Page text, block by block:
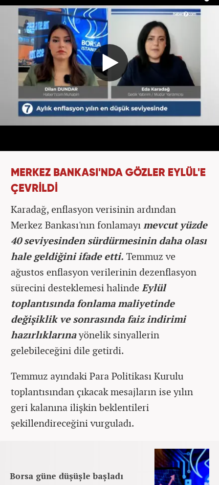
MERKEZ BANKASI'NDA GÖZLER EYLÜL'E
ÇEVRİLDİ
Karadağ, enflasyon verisinin ardından
Merkez Bankası'nın fonlamayımevcut yüzde
40 seviyesinden sürdürmesinin daha olası
hale geldiğini ifade etti. Temmuz ve
ağustos enflasyon verilerinin dezenflasyon
sürecini desteklemesi halinde Eylül
toplantısında fonlama maliyetinde
değişiklik ve sonrasında faiz indirimi
hazırlıklarınayönelik sinyallerin
gelebileceğini dile getirdi.
Temmuz ayındaki Para Politikası Kurulu
toplantısından çıkacak mesajların ise yılın
geri kalanına ilişkin beklentileri
şekillendireceğini vurguladı.
Borsa güne düşüşle başladı